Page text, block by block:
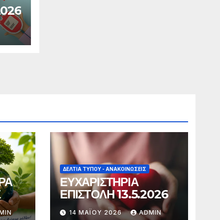
ΔΕΛΤΊΑ ΤΎΠΟΥ - ΑΝΑΚΟΙΝΏΣΕΙΣ
ΕΥΧΑΡΙΣΤΗΡΙΑ
ΕΠΙΣΤΟΛΗ 13.5.2026
14 ΜΑΪ́ΟΥ 2026 ADMIN